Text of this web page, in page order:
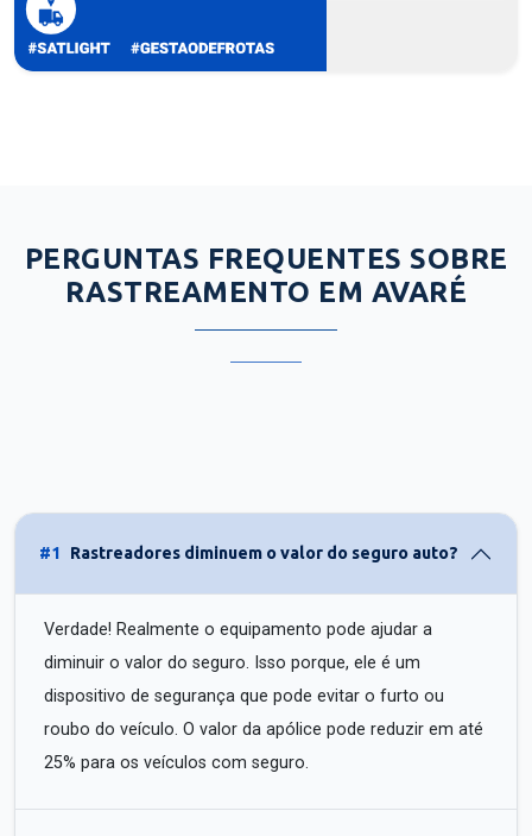
PERGUNTAS FREQUENTES SOBRE
RASTREAMENTO EM AVARÉ
#1 Rastreadores diminuem o valor do seguro auto?
Verdade! Realmente o equipamento pode ajudar a
diminuir o valor do seguro. Isso porque, ele é um
dispositivo de segurança que pode evitar o furto ou
roubo do veículo. O valor da apólice pode reduzir em até
25% para os veículos com seguro.